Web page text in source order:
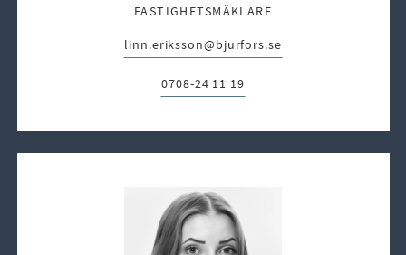
FASTIGHETSMÄKLARE
E-post:
linn.eriksson@bjurfors.se
Telefon:
0708-24 11 19